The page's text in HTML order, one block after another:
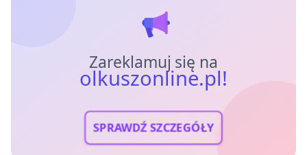
Zareklamuj się na
olkuszonline.pl!
SPRAWDŹ SZCZEGÓŁY